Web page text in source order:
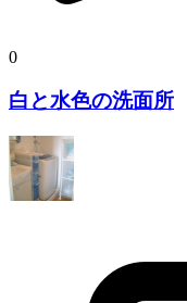
0
白と水色の洗面所